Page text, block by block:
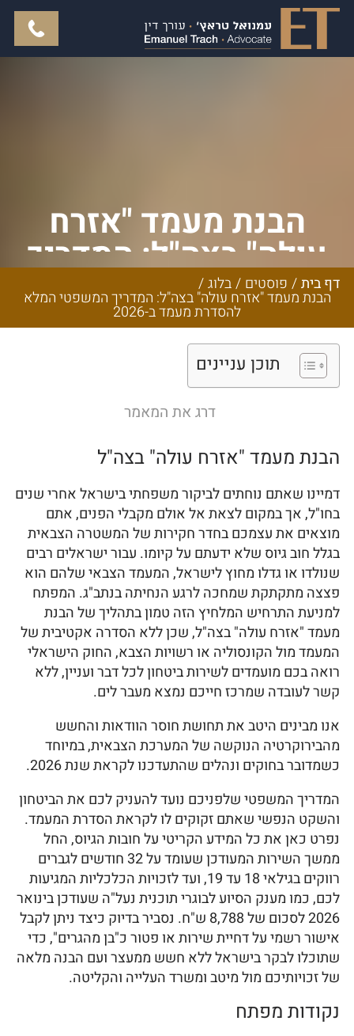
הבנת מעמד "אזרח
עולה" בצה"ל: המדריך
המשפטי המלא
להסדרת מעמד ב-2026
דף בית/ פוסטים /בלוג/
הבנת מעמד "אזרח עולה" בצה"ל: המדריך המשפטי המלא
להסדרת מעמד ב-2026
תוכן עניינים
דרג את המאמר
הבנת מעמד "אזרח עולה" בצה"ל
דמיינו שאתם נוחתים לביקור משפחתי בישראל אחרי שנים
בחו"ל, אך במקום לצאת אל אולם מקבלי הפנים, אתם
מוצאים את עצמכם בחדר חקירות של המשטרה הצבאית
בגלל חוב גיוס שלא ידעתם על קיומו. עבור ישראלים רבים
שנולדו או גדלו מחוץ לישראל, המעמד הצבאי שלהם הוא
פצצה מתקתקת שמחכה לרגע הנחיתה בנתב"ג. המפתח
למניעת התרחיש המלחיץ הזה טמון בתהליך של הבנת
מעמד "אזרח עולה" בצה"ל, שכן ללא הסדרה אקטיבית של
המעמד מול הקונסוליה או רשויות הצבא, החוק הישראלי
רואה בכם מועמדים לשירות ביטחון לכל דבר ועניין, ללא
קשר לעובדה שמרכז חייכם נמצא מעבר לים.
אנו מבינים היטב את תחושת חוסר הוודאות והחשש
מהבירוקרטיה הנוקשה של המערכת הצבאית, במיוחד
כשמדובר בחוקים ונהלים שהתעדכנו לקראת שנת 2026.
המדריך המשפטי שלפניכם נועד להעניק לכם את הביטחון
והשקט הנפשי שאתם זקוקים לו לקראת הסדרת המעמד.
נפרט כאן את כל המידע הקריטי על חובות הגיוס, החל
ממשך השירות המעודכן שעומד על 32 חודשים לגברים
רווקים בגילאי 18 עד 19, ועד לזכויות הכלכליות המגיעות
לכם, כמו מענק הסיוע לבוגרי תוכנית נעל"ה שעודכן בינואר
2026 לסכום של 8,788 ש"ח. נסביר בדיוק כיצד ניתן לקבל
אישור רשמי על דחיית שירות או פטור כ"בן מהגרים", כדי
שתוכלו לבקר בישראל ללא חשש ממעצר ועם הבנה מלאה
של זכויותיכם מול מיטב ומשרד העלייה והקליטה.
נקודות מפתח